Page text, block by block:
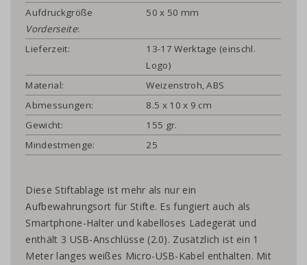
Aufdruckgröße
Vorderseite:
50 x 50 mm
Lieferzeit:
13-17 Werktage (einschl.
Logo)
Material:
Weizenstroh, ABS
Abmessungen:
8.5 x 10 x 9 cm
Gewicht:
155 gr.
Mindestmenge:
25
Diese Stiftablage ist mehr als nur ein
Aufbewahrungsort für Stifte. Es fungiert auch als
Smartphone-Halter und kabelloses Ladegerät und
enthält 3 USB-Anschlüsse (2.0). Zusätzlich ist ein 1
Meter langes weißes Micro-USB-Kabel enthalten. Mit